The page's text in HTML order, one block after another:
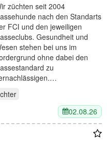
züchten seit 2004
nach den Standarts
FCI und den jeweiligen
Gesundheit und
stehen bei uns im
ohne dabei den
zu
02.08.26